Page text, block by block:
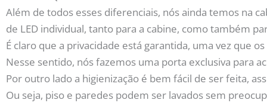
Além de todos esses diferenciais, nós ainda temos na
de LED individual, tanto para a cabine, como também
É claro que a privacidade está garantida, uma vez que
Nesse sentido, nós fazemos uma porta exclusiva para
Por outro lado a higienização é bem fácil de ser feita,
Ou seja, piso e paredes podem ser lavados sem